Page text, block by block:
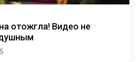
отожгла! Видео не